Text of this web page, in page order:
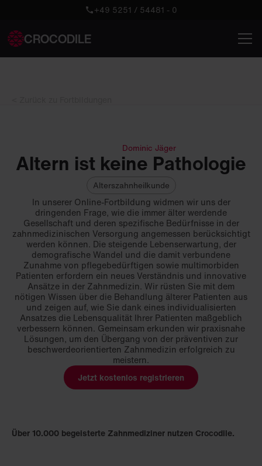
+49 5251 / 54481 - 0
CROCODILE
Dominic Jäger
Altern ist keine Pathologie
Alterszahnheilkunde
In unserer Online-Fortbildung widmen wir uns der
dringenden Frage, wie die immer älter werdende
Gesellschaft und deren spezifische Bedürfnisse in der
zahnmedizinischen Versorgung angemessen berücksichtigt
werden können. Die steigende Lebenserwartung, der
demografische Wandel und die damit verbundene
Zunahme von pflegebedürftigen sowie multimorbiden
Patienten erfordern ein neues Verständnis und innovative
Ansätze in der Zahnmedizin. Wir rüsten Sie mit dem
nötigen Wissen über die Behandlung älterer Patienten aus
und zeigen auf, wie Sie dank eines individualisierten
Ansatzes die Lebensqualität Ihrer Patienten maßgeblich
verbessern können. Gemeinsam erkunden wir praxisnahe
Lösungen, um den Übergang von der präventiven zur
beschwerdeorientierten Zahnmedizin erfolgreich zu
meistern.
Jetzt kostenlos registrieren
Über 10.000 begeisterte Zahnmediziner nutzen Crocodile.